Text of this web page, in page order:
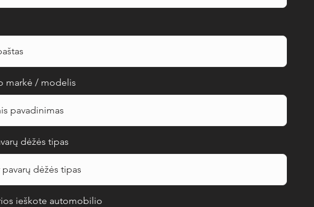
markė / modelis
dėžės tipas
ieškote automobilio